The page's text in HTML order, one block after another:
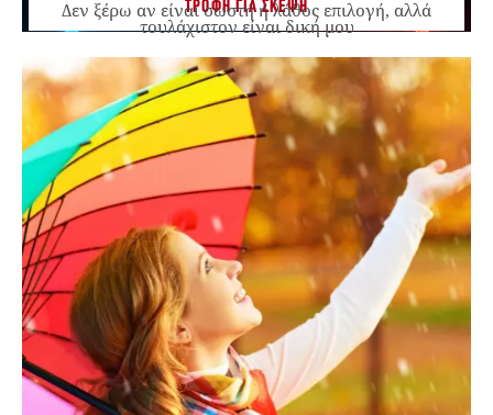
ΤΡΟΦΗ ΓΙΑ ΣΚΕΨΗ
Δεν ξέρω αν είναι σωστή ή λάθος επιλογή, αλλά
τουλάχιστον είναι δική μου